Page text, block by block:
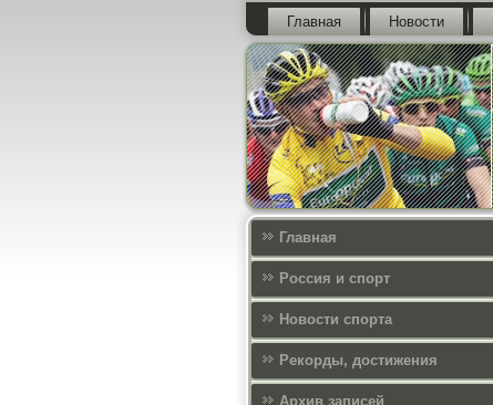
Главная Новости
Главная
Россия и спорт
Новости спорта
Рекорды, достижения
Архив записей